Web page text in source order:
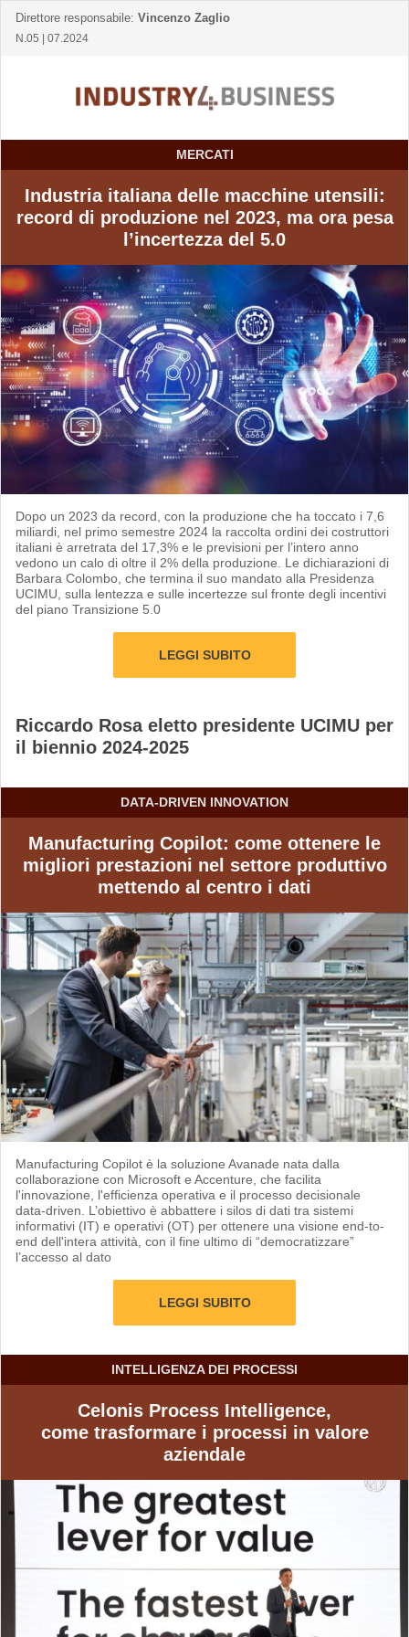
Direttore responsabile: Vincenzo Zaglio
N.05 | 07.2024
MERCATI
Industria italiana delle macchine utensili:
record di produzione nel 2023, ma ora pesa
l’incertezza del 5.0
Dopo un 2023 da record, con la produzione che ha toccato i 7,6
miliardi, nel primo semestre 2024 la raccolta ordini dei costruttori
italiani è arretrata del 17,3% e le previsioni per l’intero anno
vedono un calo di oltre il 2% della produzione. Le dichiarazioni di
Barbara Colombo, che termina il suo mandato alla Presidenza
UCIMU, sulla lentezza e sulle incertezze sul fronte degli incentivi
del piano Transizione 5.0
LEGGI SUBITO
Riccardo Rosa eletto presidente UCIMU per
il biennio 2024-2025
DATA-DRIVEN INNOVATION
Manufacturing Copilot: come ottenere le
migliori prestazioni nel settore produttivo
mettendo al centro i dati
Manufacturing Copilot è la soluzione Avanade nata dalla
collaborazione con Microsoft e Accenture, che facilita
l'innovazione, l'efficienza operativa e il processo decisionale
data-driven. L’obiettivo è abbattere i silos di dati tra sistemi
informativi (IT) e operativi (OT) per ottenere una visione end-to-
end dell'intera attività, con il fine ultimo di “democratizzare”
l’accesso al dato
LEGGI SUBITO
INTELLIGENZA DEI PROCESSI
Celonis Process Intelligence,
come trasformare i processi in valore
aziendale